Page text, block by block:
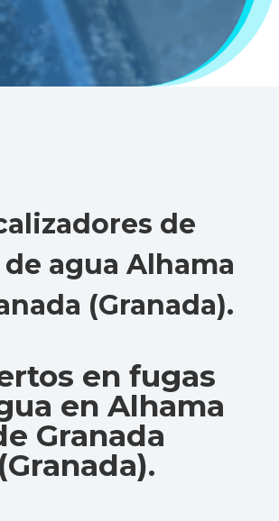
de
agua Alhama
(Granada).
en fugas
en Alhama
Granada
(Granada).